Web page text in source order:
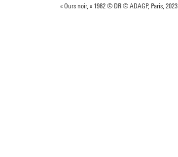
« Ours noir, » 1982 © DR © ADAGP, Paris, 2023